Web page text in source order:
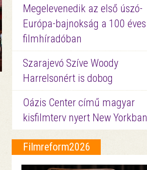
Megelevenedik az első úszó-
Európa-bajnokság a 100 éves
filmhíradóban
Szarajevó Szíve Woody
Harrelsonért is dobog
Oázis Center című magyar
kisfilmterv nyert New Yorkban
Filmreform2026